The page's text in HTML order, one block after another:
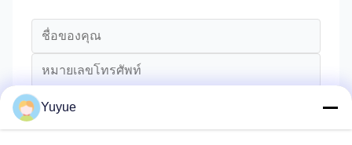
Yuyue